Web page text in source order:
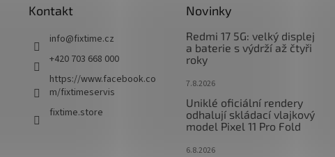
Kontakt
info@fixtime.cz
+420 703 668 000
https://www.facebook.co
m/fixtimeservis
fixtime.store
Novinky
Redmi 17 5G: velký displej
a baterie s výdrží až čtyři
roky
7.8.2026
Uniklé oficiální rendery
odhalují skládací vlajkový
model Pixel 11 Pro Fold
6.8.2026